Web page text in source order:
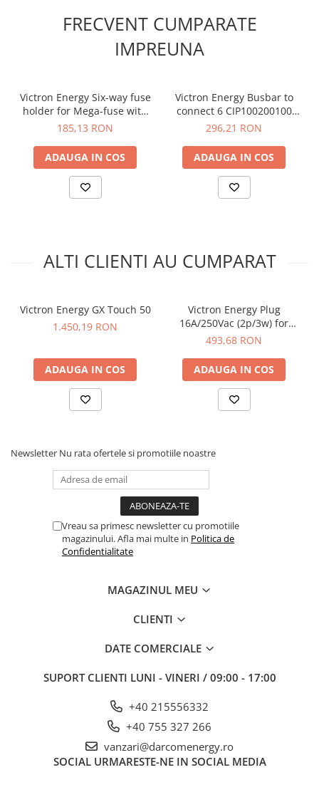
FRECVENT CUMPARATE
IMPREUNA
Victron Energy Six-way fuse
holder for Mega-fuse with
busbar (250A)
185,13 RON
ADAUGA IN COS
Victron Energy Busbar to
connect 6 CIP100200100
(1500 A)
296,21 RON
ADAUGA IN COS
ALTI CLIENTI AU CUMPARAT
Victron Energy GX Touch 50
1.450,19 RON
ADAUGA IN COS
Victron Energy Plug
16A/250Vac (2p/3w) for
Power Inlet 16A
493,68 RON
ADAUGA IN COS
Newsletter Nu rata ofertele si promotiile noastre
Vreau sa primesc newsletter cu promotiile
magazinului. Afla mai multe in Politica de
Confidentialitate
MAGAZINUL MEU
CLIENTI
DATE COMERCIALE
SUPORT CLIENTI LUNI - VINERI / 09:00 - 17:00
+40 215556332
+40 755 327 266
vanzari@darcomenergy.ro
SOCIAL URMARESTE-NE IN SOCIAL MEDIA